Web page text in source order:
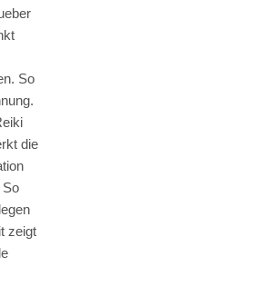
So
die
So
zeigt